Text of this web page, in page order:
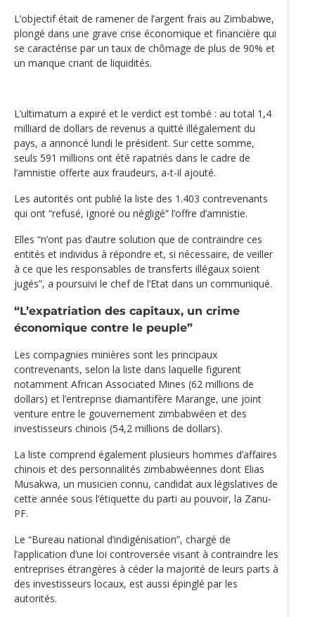
L’objectif était de ramener de l’argent frais au Zimbabwe,
plongé dans une grave crise économique et financière qui
se caractérise par un taux de chômage de plus de 90% et
un manque criant de liquidités.
L’ultimatum a expiré et le verdict est tombé : au total 1,4
milliard de dollars de revenus a quitté illégalement du
pays, a annoncé lundi le président. Sur cette somme,
seuls 591 millions ont été rapatriés dans le cadre de
l’amnistie offerte aux fraudeurs, a-t-il ajouté.
Les autorités ont publié la liste des 1.403 contrevenants
qui ont “refusé, ignoré ou négligé” l’offre d’amnistie.
Elles “n’ont pas d’autre solution que de contraindre ces
entités et individus à répondre et, si nécessaire, de veiller
à ce que les responsables de transferts illégaux soient
jugés”, a poursuivi le chef de l’Etat dans un communiqué.
“L’expatriation des capitaux, un crime
économique contre le peuple”
Les compagnies minières sont les principaux
contrevenants, selon la liste dans laquelle figurent
notamment African Associated Mines (62 millions de
dollars) et l’entreprise diamantifère Marange, une joint
venture entre le gouvernement zimbabwéen et des
investisseurs chinois (54,2 millions de dollars).
La liste comprend également plusieurs hommes d’affaires
chinois et des personnalités zimbabwéennes dont Elias
Musakwa, un musicien connu, candidat aux législatives de
cette année sous l‘étiquette du parti au pouvoir, la Zanu-
PF.
Le “Bureau national d’indigénisation”, chargé de
l’application d’une loi controversée visant à contraindre les
entreprises étrangères à céder la majorité de leurs parts à
des investisseurs locaux, est aussi épinglé par les
autorités.